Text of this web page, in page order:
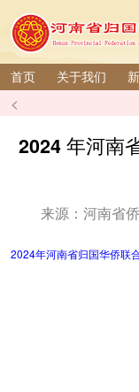
首页 关于我们
<
2024 年河南
来源：河南省
2024年河南省归国华侨联